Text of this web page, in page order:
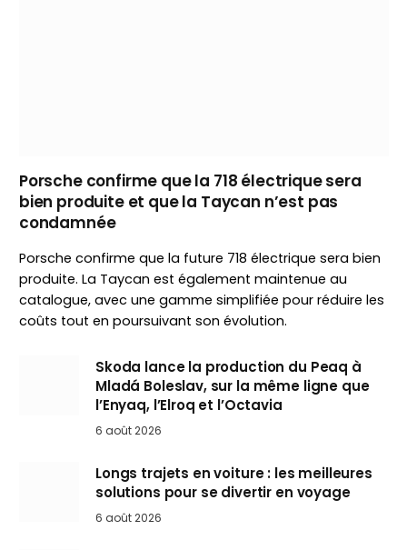
Porsche confirme que la 718 électrique sera
bien produite et que la Taycan n’est pas
condamnée
Porsche confirme que la future 718 électrique sera bien
produite. La Taycan est également maintenue au
catalogue, avec une gamme simplifiée pour réduire les
coûts tout en poursuivant son évolution.
Skoda lance la production du Peaq à
Mladá Boleslav, sur la même ligne que
l’Enyaq, l’Elroq et l’Octavia
6 août 2026
Longs trajets en voiture : les meilleures
solutions pour se divertir en voyage
6 août 2026